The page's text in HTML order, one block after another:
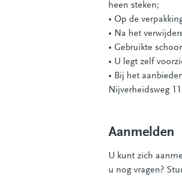
heen steken;
• Op de
• Na het
• Gebruikte
• U legt zelf
• Bij het
Nijverheidsweg
Aanmelden
U kunt zich
u nog vragen?